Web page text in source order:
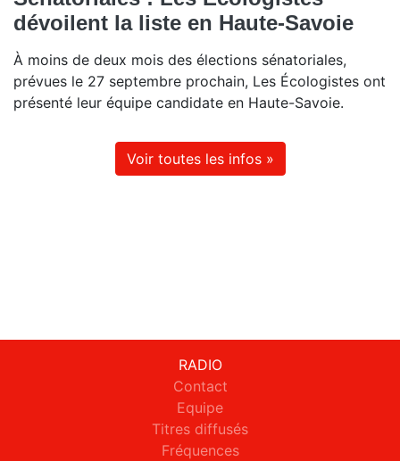
dévoilent la liste en Haute-Savoie
À moins de deux mois des élections sénatoriales,
prévues le 27 septembre prochain, Les Écologistes ont
présenté leur équipe candidate en Haute-Savoie.
Voir toutes les infos »
RADIO
Contact
Equipe
Titres diffusés
Fréquences